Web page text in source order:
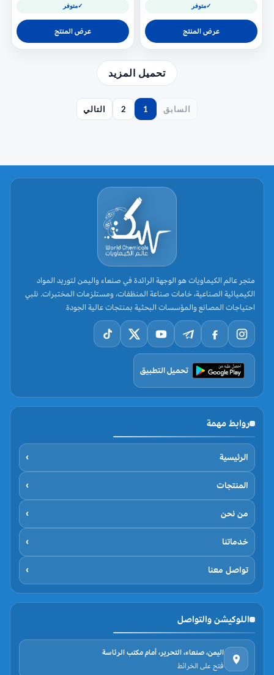
✓متوفر
عرض المنتج
✓متوفر
عرض المنتج
تحميل المزيد
السابق 1
2 التالي
متجر عالم الكيماويات هو الوجهة الرائدة في صنعاء واليمن لتوريد المواد
الكيميائية الصناعية، خامات صناعة المنظفات، ومستلزمات المختبرات. نلبي
احتياجات المصانع والمؤسسات البحثية بمنتجات عالية الجودة
تحميل التطبيق
روابط مهمة
الرئيسية ›
المنتجات ›
من نحن ›
خدماتنا ›
تواصل معنا ›
اللوكيشن والتواصل
اليمن، صنعاء، التحرير، أمام مكتب الرئاسة
فتح على الخرائط